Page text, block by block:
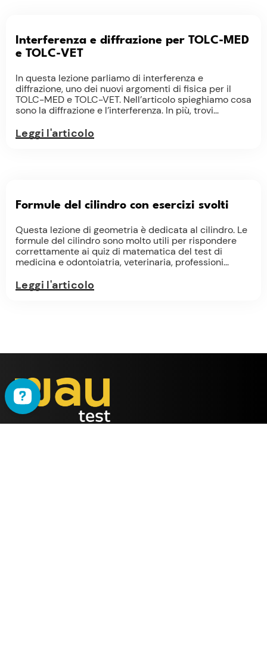
Interferenza e diffrazione per TOLC-MED
e TOLC-VET
In questa lezione parliamo di interferenza e
diffrazione, uno dei nuovi argomenti di fisica per il
TOLC-MED e TOLC-VET. Nell’articolo spieghiamo cosa
sono la diffrazione e l’interferenza. In più, trovi...
Leggi l'articolo
Formule del cilindro con esercizi svolti
Questa lezione di geometria è dedicata al cilindro. Le
formule del cilindro sono molto utili per rispondere
correttamente ai quiz di matematica del test di
medicina e odontoiatria, veterinaria, professioni...
Leggi l'articolo